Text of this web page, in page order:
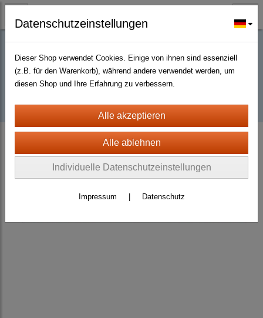
Buy D2R items | Diablo 2 Resurrected |
D2km
D2 Resurrected + ROTW Softcore Non Ladder (PC - PS4/5)
Datenschutzeinstellungen
Dieser Shop verwendet Cookies. Einige von ihnen sind essenziell
(z.B. für den Warenkorb), während andere verwendet werden, um
diesen Shop und Ihre Erfahrung zu verbessern.
Individuelle Datenschutzeinstellungen
Impressum Datenschutz